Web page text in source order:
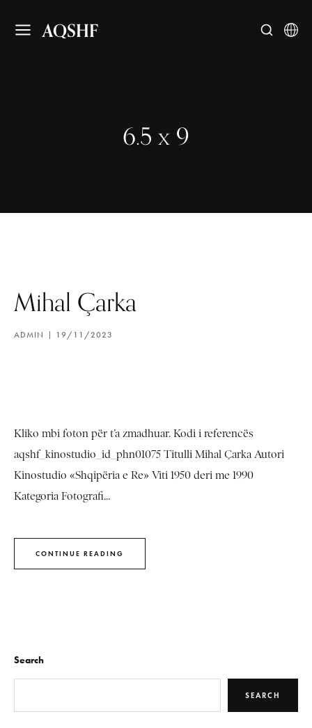
AQSHF
6.5 x 9
Mihal Çarka
ADMIN 19/11/2023
Kliko mbi foton për t’a zmadhuar. Kodi i referencës
aqshf_kinostudio_id_phn01075 Titulli Mihal Çarka Autori
Kinostudio «Shqipëria e Re» Viti 1950 deri me 1990
Kategoria Fotografi...
CONTINUE READING
Search
SEARCH